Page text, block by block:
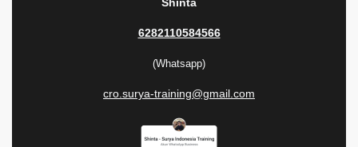
6282110584566
(Whatsapp)
cro.surya-training@gmail.com